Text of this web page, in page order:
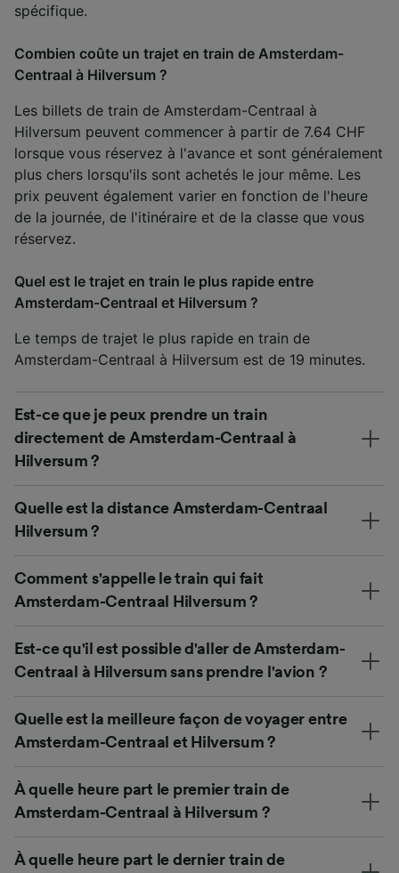
spécifique.
Combien coûte un trajet en train de Amsterdam-
Centraal à Hilversum ?
Les billets de train de Amsterdam-Centraal à
Hilversum peuvent commencer à partir de 7.64 CHF
lorsque vous réservez à l'avance et sont généralement
plus chers lorsqu'ils sont achetés le jour même. Les
prix peuvent également varier en fonction de l'heure
de la journée, de l'itinéraire et de la classe que vous
réservez.
Quel est le trajet en train le plus rapide entre
Amsterdam-Centraal et Hilversum ?
Le temps de trajet le plus rapide en train de
Amsterdam-Centraal à Hilversum est de 19 minutes.
Est-ce que je peux prendre un train
directement de Amsterdam-Centraal à
Hilversum ?
Quelle est la distance Amsterdam-Centraal
Hilversum ?
Comment s'appelle le train qui fait
Amsterdam-Centraal Hilversum ?
Est-ce qu'il est possible d'aller de Amsterdam-
Centraal à Hilversum sans prendre l'avion ?
Quelle est la meilleure façon de voyager entre
Amsterdam-Centraal et Hilversum ?
À quelle heure part le premier train de
Amsterdam-Centraal à Hilversum ?
À quelle heure part le dernier train de